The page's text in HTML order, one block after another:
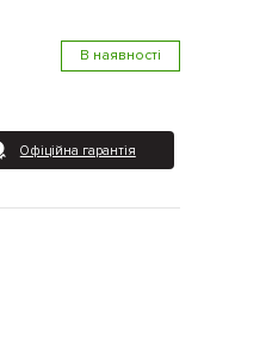
В наявності
Офіційна гарантія